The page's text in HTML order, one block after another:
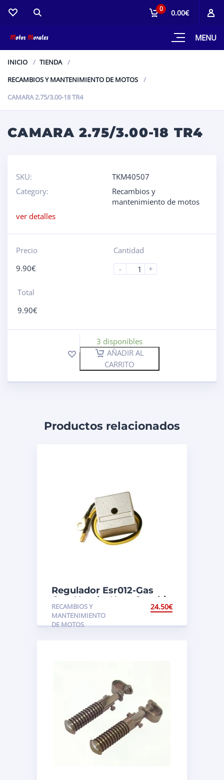
MENU
0 0.00€
INICIO
TIENDA
RECAMBIOS Y MANTENIMIENTO DE MOTOS
CAMARA 2.75/3.00-18 TR4
CAMARA 2.75/3.00-18 TR4
SKU:
TKM40507
Category:
Recambios y
mantenimiento de motos
ver detalles
Precio
9.90€
Cantidad
-
+
Total
9.90€
3 disponibles
AÑADIR AL
CARRITO
Productos relacionados
Regulador Esr012-Gas
Gas, Honda, Ktm, Suzuki,
Yamaha
RECAMBIOS Y
MANTENIMIENTO
DE MOTOS
24.50€